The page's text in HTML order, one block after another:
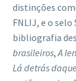
distinções
FNLIJ, e o selo
bibliografia
brasileiros, A
Lá detrás